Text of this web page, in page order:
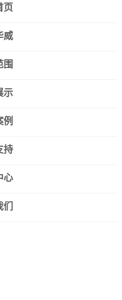
页
威
围
示
例
持
心